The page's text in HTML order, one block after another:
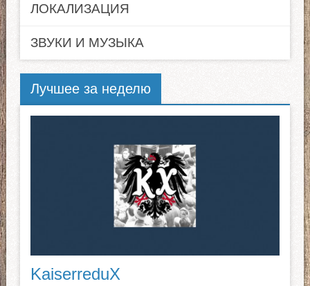
ЛОКАЛИЗАЦИЯ
ЗВУКИ И МУЗЫКА
Лучшее за неделю
KaiserreduX